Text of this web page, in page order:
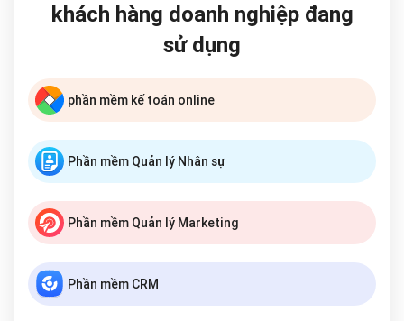
khách hàng doanh nghiệp đang
sử dụng
phần mềm kế toán online
Phần mềm Quản lý Nhân sự
Phần mềm Quản lý Marketing
Phần mềm CRM